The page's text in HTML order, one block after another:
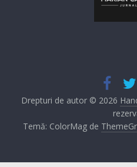
Drepturi de autor © 2026
Temă: ColorMag de